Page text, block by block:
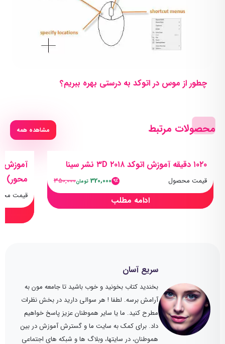
سریع آسان
بخندید کتاب بخونید و خوب باشید تا جامعه مون به
آرامش برسه. لطفا ! هر سوالی دارید در بخش نظرات
مطرح کنید. ما یا سایر هموطنان عزیز پاسخ خواهیم
داد. برای کمک به سایت ما و گسترش آموزش در بین
هموطنان، در سایتها، وبلاگ ها و شبکه های اجتماعی
چطور از موس در اتوکد به درستی بهره ببریم؟
محصولات مرتبط مشاهده همه
۱۰۲۰ دقیقه آموزش اتوکد ۲۰۱۸ ۳D نشر سینا
قیمت محصول 9٪ 320,000 تومان350,000
ادامه مطلب
آموزش
محور)
قیمت